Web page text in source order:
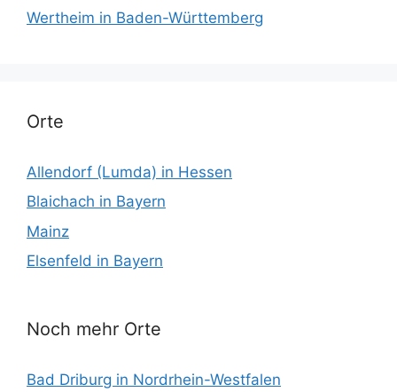
Wertheim in Baden-Württemberg
Orte
Allendorf (Lumda) in Hessen
Blaichach in Bayern
Mainz
Elsenfeld in Bayern
Noch mehr Orte
Bad Driburg in Nordrhein-Westfalen